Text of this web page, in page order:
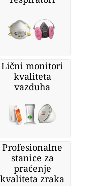
Lični monitori
kvaliteta
vazduha
Profesionalne
stanice za
praćenje
kvaliteta zraka